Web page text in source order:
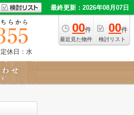
最終更新：2026年08月07日
00件
最近見た物件
00件
検討リスト
定休日：水